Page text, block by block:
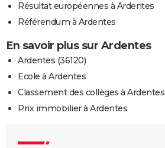
Résultat européennes à Ardentes
Référendum à Ardentes
En savoir plus sur Ardentes
Ardentes (36120)
Ecole à Ardentes
Classement des collèges à Ardentes
Prix immobilier à Ardentes